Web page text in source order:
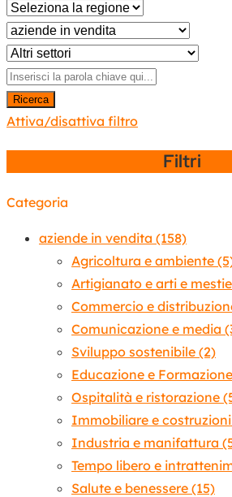
Ricerca
Attiva/disattiva filtro
Filtri
Categoria
aziende in vendita (158)
Agricoltura e ambiente
Artigianato e arti e
Commercio e
Comunicazione e media
Sviluppo sostenibile (2)
Educazione e Formazione
Ospitalità e ristorazione
Immobiliare e costruzioni
Industria e manifattura
Tempo libero e
Salute e benessere (15)